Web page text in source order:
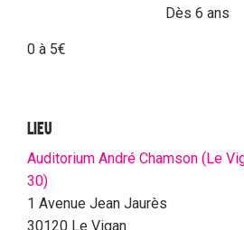
Dès 6 ans
0 à 5€
LIEU
Auditorium André Chamson (Le
30)
1 Avenue Jean Jaurès
30120 Le Vigan